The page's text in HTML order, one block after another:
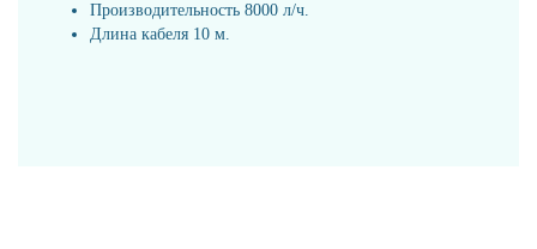
Производительность 8000 л/ч.
Длина кабеля 10 м.